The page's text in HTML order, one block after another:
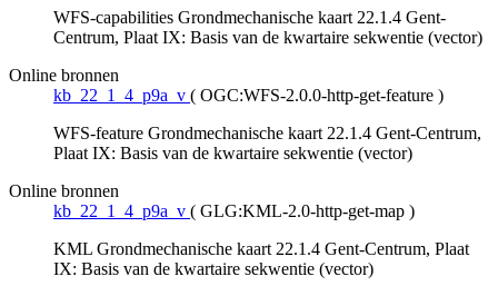
WFS-capabilities Grondmechanische kaart 22.1.4 Gent-
Centrum, Plaat IX: Basis van de kwartaire sekwentie (vector)
Online bronnen
kb_22_1_4_p9a_v ( OGC:WFS-2.0.0-http-get-feature )
WFS-feature Grondmechanische kaart 22.1.4 Gent-Centrum,
Plaat IX: Basis van de kwartaire sekwentie (vector)
Online bronnen
kb_22_1_4_p9a_v ( GLG:KML-2.0-http-get-map )
KML Grondmechanische kaart 22.1.4 Gent-Centrum, Plaat
IX: Basis van de kwartaire sekwentie (vector)